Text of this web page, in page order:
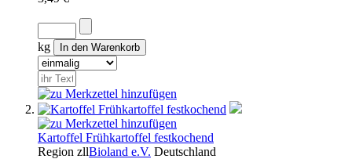
kg
Kartoffel Frühkartoffel festkochend
Region zllBioland e.V. Deutschland